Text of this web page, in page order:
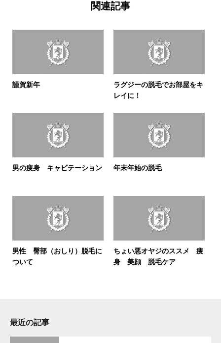
関連記事
謹賀新年
ラグジーの脱毛でお部屋をキ
レイに！
男の痩身 キャビテーション 年末年始の脱毛
男性 臀部（おしり）脱毛に
ついて
ちょい悪オヤジのススメ 痩
身 美顔 脱毛ケア
最近の記事